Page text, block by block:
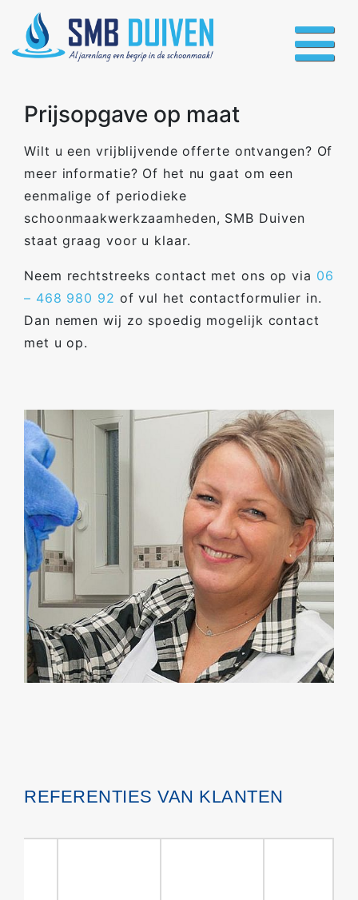
Prijsopgave op maat
Wilt u een vrijblijvende offerte ontvangen? Of
meer informatie? Of het nu gaat om een
eenmalige of periodieke
schoonmaakwerkzaamheden, SMB Duiven
staat graag voor u klaar.
Neem rechtstreeks contact met ons op via 06
– 468 980 92 of vul het contactformulier in.
Dan nemen wij zo spoedig mogelijk contact
met u op.
REFERENTIES VAN KLANTEN